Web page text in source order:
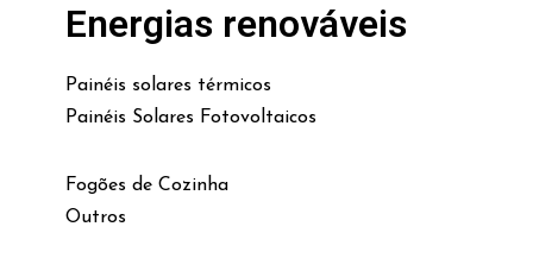
Energias renováveis
Painéis solares térmicos
Painéis Solares Fotovoltaicos
Fogões de Cozinha
Outros